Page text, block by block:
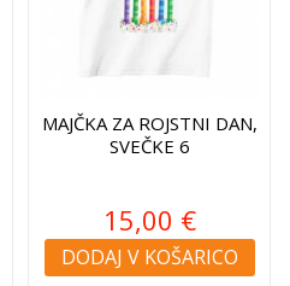
MAJČKA ZA ROJSTNI DAN,
SVEČKE 6
15,00 €
DODAJ V KOŠARICO